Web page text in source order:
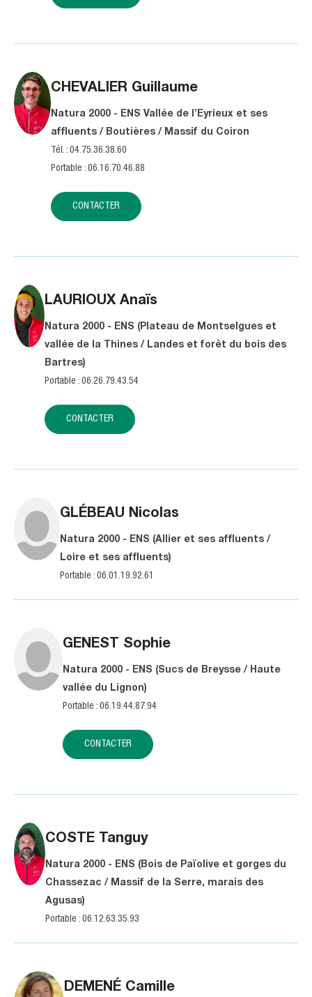
CHEVALIER Guillaume
Natura 2000 - ENS Vallée de l’Eyrieux et ses
affluents / Boutières / Massif du Coiron
Tél. : 04.75.36.38.60
Portable : 06.16.70.46.88
CONTACTER
LAURIOUX Anaïs
Natura 2000 - ENS (Plateau de Montselgues et
vallée de la Thines / Landes et forêt du bois des
Bartres)
Portable : 06.26.79.43.54
CONTACTER
GLÉBEAU Nicolas
Natura 2000 - ENS (Allier et ses affluents /
Loire et ses affluents)
Portable : 06.01.19.92.61
GENEST Sophie
Natura 2000 - ENS (Sucs de Breysse / Haute
vallée du Lignon)
Portable : 06.19.44.87.94
CONTACTER
COSTE Tanguy
Natura 2000 - ENS (Bois de Païolive et gorges du
Chassezac / Massif de la Serre, marais des
Agusas)
Portable : 06.12.63.35.93
DEMENÉ Camille